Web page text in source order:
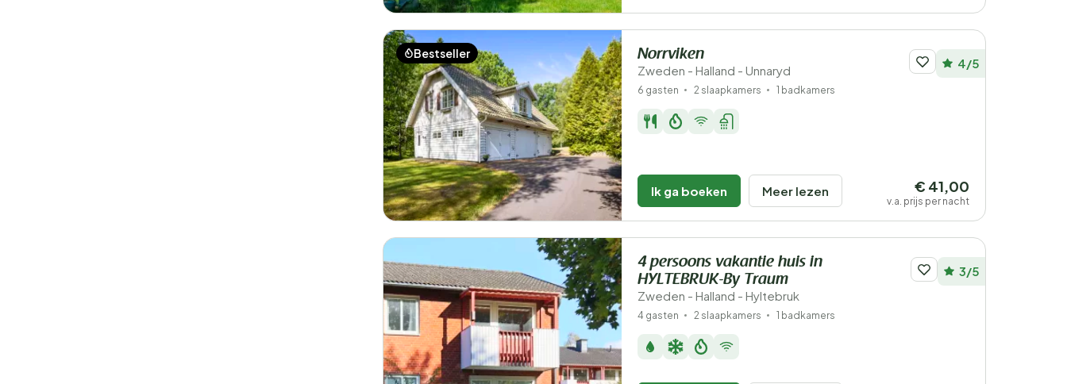
Bestseller Norrviken
Zweden - Halland - Unnaryd 4/5
6 gasten 2 slaapkamers 1 badkamers
Ik ga boeken Meer lezen € 41,00
v.a. prijs per nacht
4 persoons vakantie huis in
HYLTEBRUK-By Traum
Zweden - Halland - Hyltebruk
3/5
4 gasten 2 slaapkamers 1 badkamers